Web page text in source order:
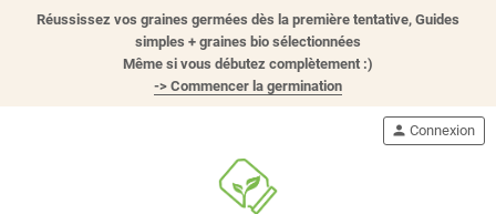
Réussissez vos graines germées dès la première tentative, Guides
simples + graines bio sélectionnées
Même si vous débutez complètement :)
-> Commencer la germination
person Connexion